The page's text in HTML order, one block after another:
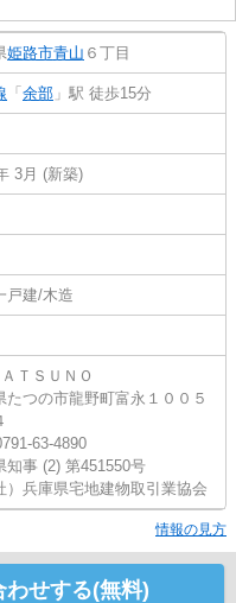
姫路市青山 ６丁目
「 余部 」駅 徒歩15分
3月 (新築)
戸建/木造
ＴＳＵＮＯ
たつの市龍野町富永１００５
63-4890
知事 (2) 第451550号
）兵庫県宅地建物取引業協会
情報の見方
わせする(無料)